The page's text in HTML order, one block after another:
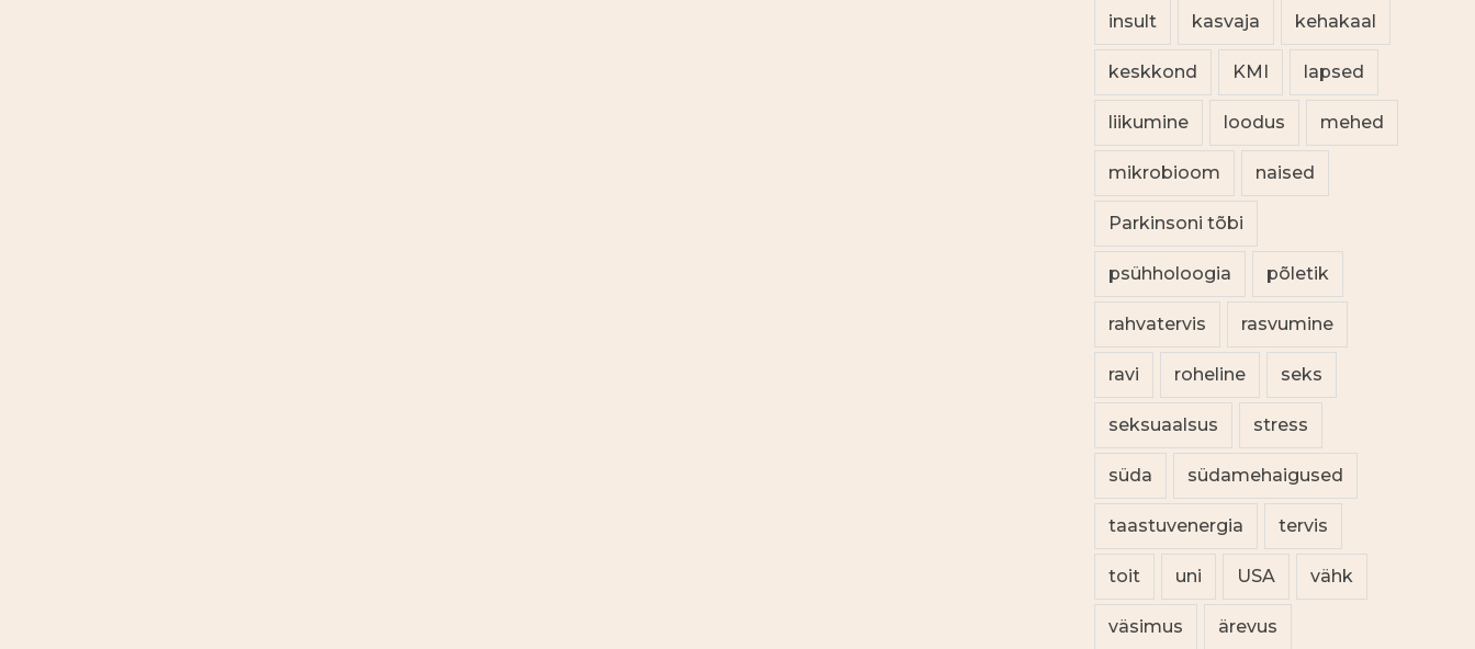
insult kasvaja kehakaal
keskkond KMI lapsed
liikumine loodus mehed
mikrobioom naised
Parkinsoni tõbi
psühholoogia põletik
rahvatervis rasvumine
ravi roheline seks
seksuaalsus stress
süda südamehaigused
taastuvenergia tervis
toit uni USA vähk
väsimus ärevus